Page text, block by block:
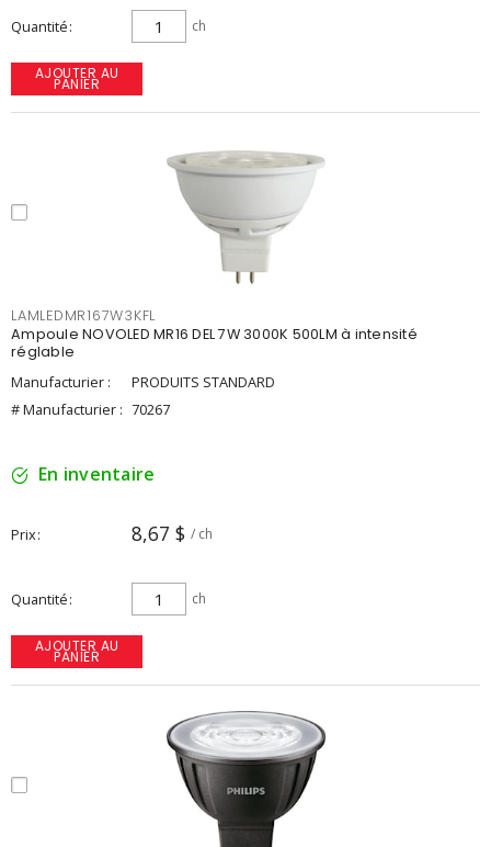
Quantité ch
AJOUTER AU
PANIER
LAMLEDMR167W3KFL
Ampoule NOVOLED MR16 DEL 7W 3000K 500LM à intensité
réglable
Manufacturier :
PRODUITS STANDARD
# Manufacturier : 70267
En inventaire
Prix 8,67 $ / ch
Quantité ch
AJOUTER AU
PANIER